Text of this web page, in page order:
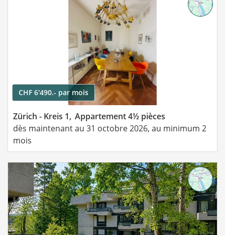
CHF 6'490.- par mois
Zürich - Kreis 1, Appartement 4½ pièces
dès maintenant au 31 octobre 2026, au minimum 2
mois